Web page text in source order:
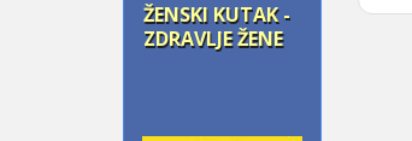
ŽENSKI KUTAK -
ZDRAVLJE ŽENE